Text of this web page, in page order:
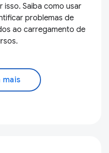
isso. Saiba como usar
problemas de
ao carregamento de
mais